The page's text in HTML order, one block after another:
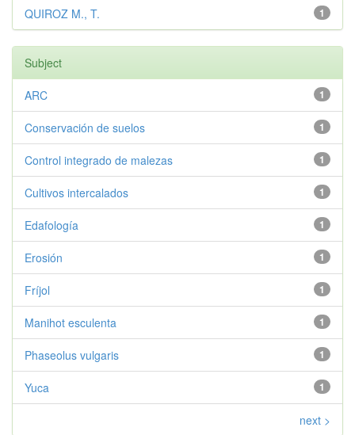
1
QUIROZ M., T.
Subject
1
ARC
1
Conservación de suelos
1
Control integrado de malezas
1
Cultivos intercalados
1
Edafología
1
Erosión
1
Fríjol
1
Manihot esculenta
1
Phaseolus vulgaris
1
Yuca
next >